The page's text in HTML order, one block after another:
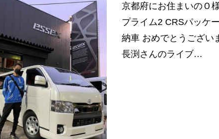
京都府にお住まいのＯ
プライム2 CRSパッケ
納車 おめでとうござい
長渕さんのライブ…